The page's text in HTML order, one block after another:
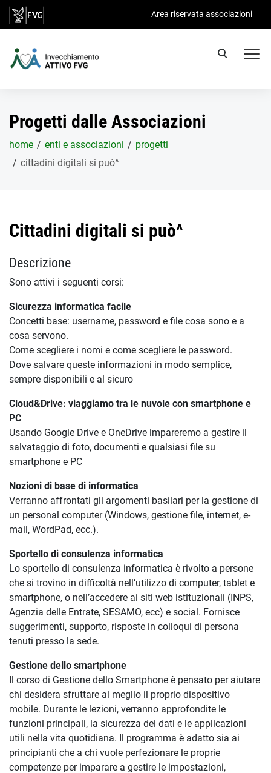
Salta al contenuto principale
Area riservata associazioni
Progetti dalle Associazioni
home enti e associazioni
progetti
cittadini digitali si può^
Cittadini digitali si può^
Descrizione
Sono attivi i seguenti corsi:
Sicurezza informatica facile
Concetti base: username, password e file cosa sono e a
cosa servono.
Come scegliere i nomi e come scegliere le password.
Dove salvare queste informazioni in modo semplice,
sempre disponibili e al sicuro
Cloud&Drive: viaggiamo tra le nuvole con smartphone e
PC
Usando Google Drive e OneDrive impareremo a gestire il
salvataggio di foto, documenti e qualsiasi file su
smartphone e PC
Nozioni di base di informatica
Verranno affrontati gli argomenti basilari per la gestione di
un personal computer (Windows, gestione file, internet, e-
mail, WordPad, ecc.).
Sportello di consulenza informatica
Lo sportello di consulenza informatica è rivolto a persone
che si trovino in difficoltà nell’utilizzo di computer, tablet e
smartphone, o nell’accedere ai siti web istituzionali (INPS,
Agenzia delle Entrate, SESAMO, ecc) e social. Fornisce
suggerimenti, supporto, risposte in colloqui di persona
tenuti presso la sede.
Gestione dello smartphone
Il corso di Gestione dello Smartphone è pensato per aiutare
chi desidera sfruttare al meglio il proprio dispositivo
mobile. Durante le lezioni, verranno approfondite le
funzioni principali, la sicurezza dei dati e le applicazioni
utili nella vita quotidiana. Il programma è adatto sia ai
principianti che a chi vuole perfezionare le proprie
competenze per imparare a gestire le impostazioni,